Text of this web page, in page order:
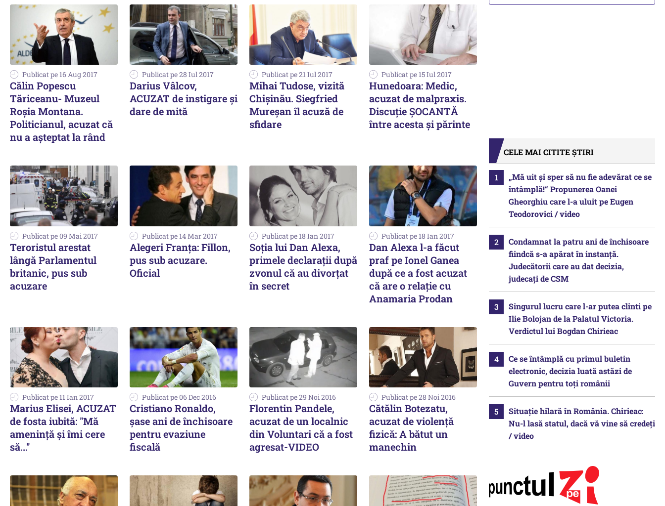
Publicat pe 16 Aug 2017
Călin Popescu
Tăriceanu- Muzeul
Roșia Montana.
Politicianul, acuzat că
nu a așteptat la rând
Publicat pe 28 Iul 2017
Darius Vâlcov,
ACUZAT de instigare și
dare de mită
Publicat pe 21 Iul 2017
Mihai Tudose, vizită
Chișinău. Siegfried
Mureșan îl acuză de
sfidare
Publicat pe 15 Iul 2017
Hunedoara: Medic,
acuzat de malpraxis.
Discuție ȘOCANTĂ
între acesta și părinte
Publicat pe 09 Mai 2017
Teroristul arestat
lângă Parlamentul
britanic, pus sub
acuzare
Publicat pe 14 Mar 2017
Alegeri Franța: Fillon,
pus sub acuzare.
Oficial
Publicat pe 18 Ian 2017
Soția lui Dan Alexa,
primele declarații după
zvonul că au divorțat
în secret
Publicat pe 18 Ian 2017
Dan Alexa l-a făcut
praf pe Ionel Ganea
după ce a fost acuzat
că are o relație cu
Anamaria Prodan
Publicat pe 11 Ian 2017
Marius Elisei, ACUZAT
de fosta iubită: ''Mă
amenință și îmi cere
să...''
Publicat pe 06 Dec 2016
Cristiano Ronaldo,
șase ani de închisoare
pentru evaziune
fiscală
Publicat pe 29 Noi 2016
Florentin Pandele,
acuzat de un localnic
din Voluntari că a fost
agresat-VIDEO
Publicat pe 28 Noi 2016
Cătălin Botezatu,
acuzat de violență
fizică: A bătut un
manechin
CELE MAI CITITE ȘTIRI
„Mă uit și sper să nu fie adevărat ce se
întâmplă!“ Propunerea Oanei
Gheorghiu care l-a uluit pe Eugen
Teodorovici / video
Condamnat la patru ani de închisoare
fiindcă s-a apărat în instanță.
Judecătorii care au dat decizia,
judecați de CSM
Singurul lucru care l-ar putea clinti pe
Ilie Bolojan de la Palatul Victoria.
Verdictul lui Bogdan Chirieac
Ce se întâmplă cu primul buletin
electronic, decizia luată astăzi de
Guvern pentru toți românii
Situație hilară în România. Chirieac:
Nu-l lasă statul, dacă vă vine să credeți
/ video